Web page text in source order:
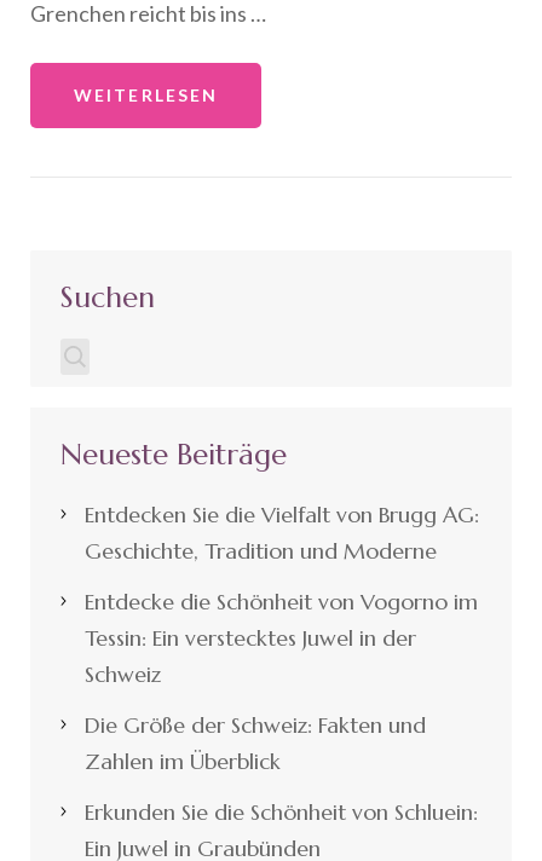
Grenchen reicht bis ins …
WEITERLESEN
Suchen
Neueste Beiträge
Entdecken Sie die Vielfalt von Brugg AG:
Geschichte, Tradition und Moderne
Entdecke die Schönheit von Vogorno im
Tessin: Ein verstecktes Juwel in der
Schweiz
Die Größe der Schweiz: Fakten und
Zahlen im Überblick
Erkunden Sie die Schönheit von Schluein:
Ein Juwel in Graubünden